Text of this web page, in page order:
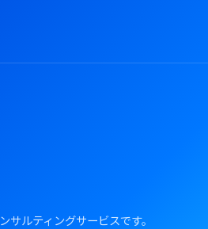
ルティングサービスです。